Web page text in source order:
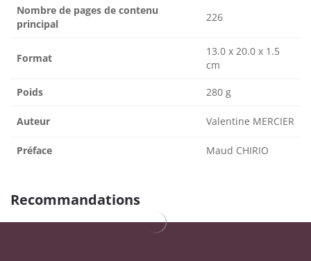
Nombre de pages de contenu
principal
226
Format
13.0 x 20.0 x 1.5
cm
Poids 280 g
Auteur Valentine MERCIER
Préface Maud CHIRIO
Recommandations